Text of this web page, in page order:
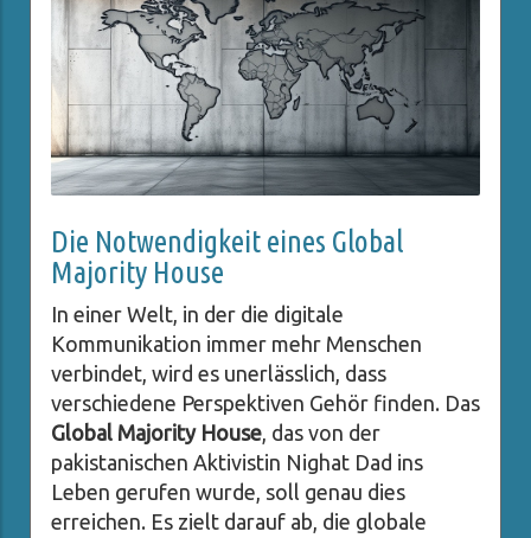
Die Notwendigkeit eines Global
Majority House
In einer Welt, in der die digitale
Kommunikation immer mehr Menschen
verbindet, wird es unerlässlich, dass
verschiedene Perspektiven Gehör finden. Das
Global Majority House, das von der
pakistanischen Aktivistin Nighat Dad ins
Leben gerufen wurde, soll genau dies
erreichen. Es zielt darauf ab, die globale